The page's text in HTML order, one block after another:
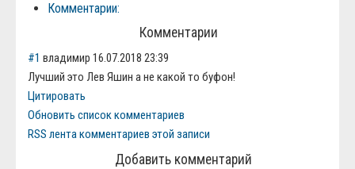
Комментарии:
Комментарии
#1 владимир 16.07.2018 23:39
Лучший это Лев Яшин а не какой то буфон!
Цитировать
Обновить список комментариев
RSS лента комментариев этой записи
Добавить комментарий